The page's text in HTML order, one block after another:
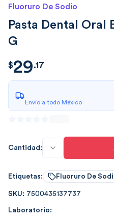
Fluoruro De Sodio
Pasta Dental Oral
G
$29.1766
$29.17
Envío a todo México
Cantidad:
Etiquetas: Fluoruro De
SKU: 7500435137737
Laboratorio: